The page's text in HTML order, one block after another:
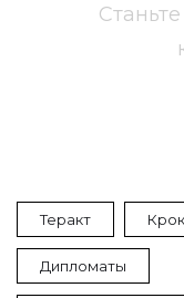
Теракт
Дипломаты